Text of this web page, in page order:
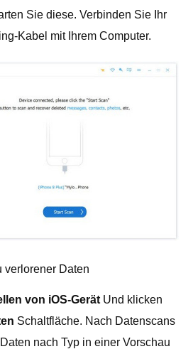
Sie diese. Verbinden Sie Ihr
Kabel mit Ihrem Computer.
verlorener Daten
von iOS-Gerät Und klicken
Schaltfläche. Nach Datenscans
nach Typ in einer Vorschau